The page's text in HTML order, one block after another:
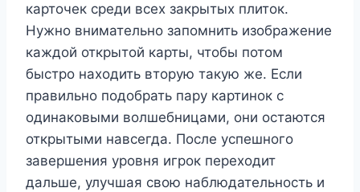
карточек среди всех закрытых плиток.
Нужно внимательно запомнить изображение
каждой открытой карты, чтобы потом
быстро находить вторую такую же. Если
правильно подобрать пару картинок с
одинаковыми волшебницами, они остаются
открытыми навсегда. После успешного
завершения уровня игрок переходит
дальше, улучшая свою наблюдательность и